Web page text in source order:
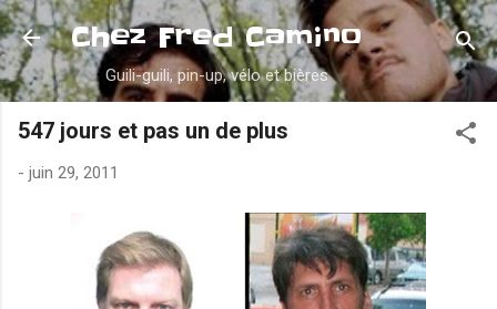
Accéder au contenu principal
Chez Fred Camino
Guili-guili, pin-up, vélo et bières
547 jours et pas un de plus
- juin 29, 2011